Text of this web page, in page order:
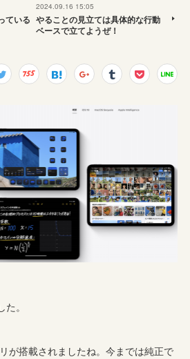
ている
2024.09.16 15:05
やることの見立ては具体的な行動
ベースで立てようぜ！
。
が搭載されましたね。今までは純正で